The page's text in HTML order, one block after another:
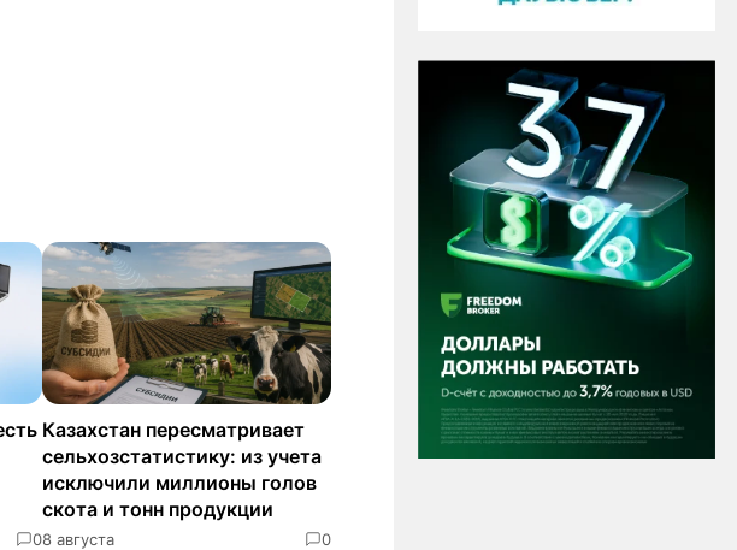
0
Казахстан пересматривает
сельхозстатистику: из учета
исключили миллионы голов
скота и тонн продукции
8 августа 0